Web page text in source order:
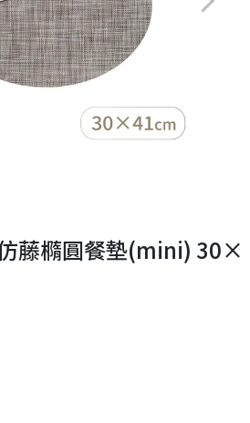
藤橢圓餐墊(mini) 30×